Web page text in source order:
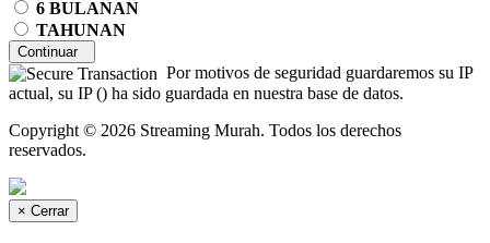
6 BULANAN
TAHUNAN
Continuar
Por motivos de seguridad guardaremos su IP
actual, su IP () ha sido guardada en nuestra base de datos.
Copyright © 2026 Streaming Murah. Todos los derechos
reservados.
× Cerrar